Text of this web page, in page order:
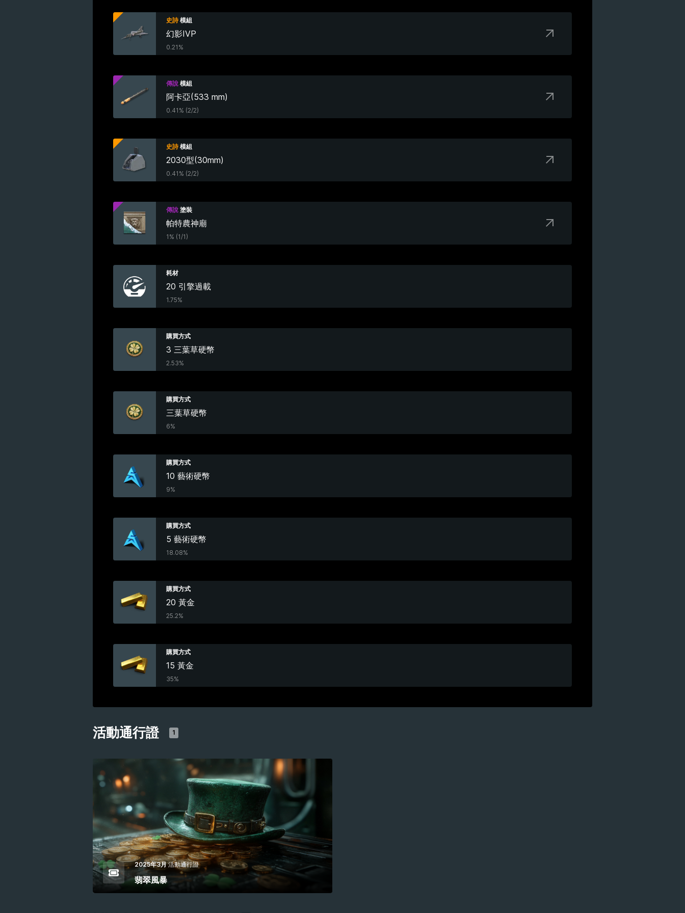
史詩 模組
幻影IVP
0.21%
傳說 模組
阿卡亞(533 mm)
0.41% (2/2)
史詩 模組
2030型(30mm)
0.41% (2/2)
傳說 塗裝
帕特農神廟
1% (1/1)
耗材
20 引擎過載
1.75%
購買方式
3 三葉草硬幣
2.53%
購買方式
三葉草硬幣
6%
購買方式
10 藝術硬幣
9%
購買方式
5 藝術硬幣
18.08%
購買方式
20 黃金
25.2%
購買方式
15 黃金
35%
活動通行證 1
2025年3月 活動通行證
翡翠風暴